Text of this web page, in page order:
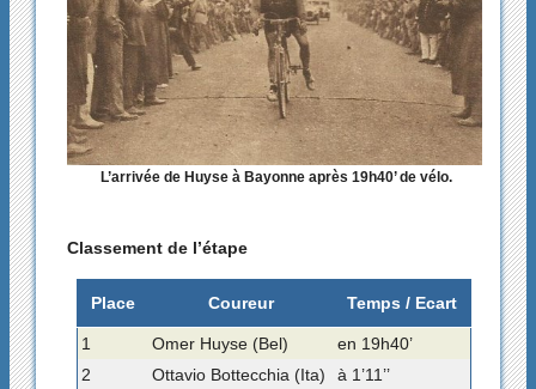
L’arrivée de Huyse à Bayonne après 19h40’ de vélo.
Classement de l’étape
Place Coureur Temps / Ecart
1 Omer Huyse (Bel)
en 19h40’
2
Ottavio Bottecchia (Ita)
à 1’11’’